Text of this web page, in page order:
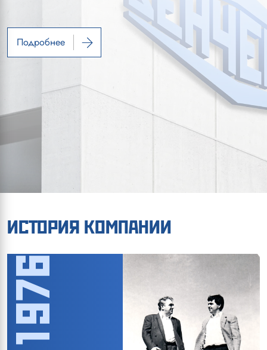
Подробнее
Подробнее
Подробнее
ИСТОРИЯ КОМПАНИИ
1976